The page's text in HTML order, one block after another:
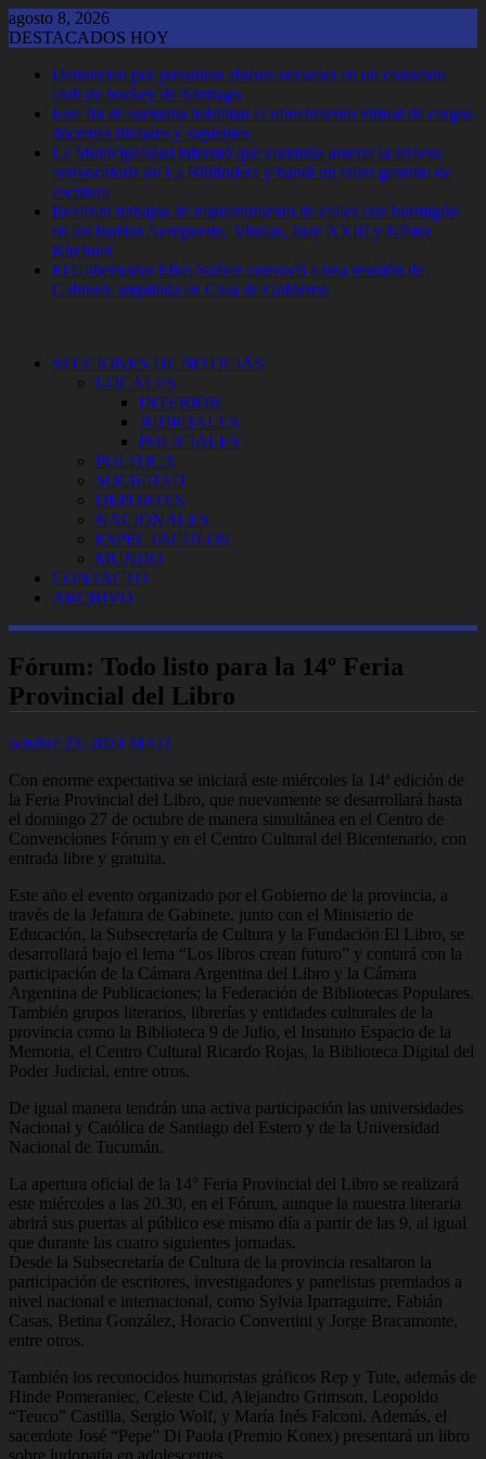
Saltar
al
agosto 8, 2026
DESTACADOS HOY
Denuncian por presuntos abusos sexuales en un conocido
club de hockey de Santiago
Este fin de ssemana habilitan el ofrecimiento virtual de cargos
docentes titulares y suplentes
La Municipalidad informó que continúa abierta la tercera
convocatoria de La Bibliodera y habrá un taller gratuito de
escritura
Realizan trabajos de mantenimiento de calles con hormigón
en los barrios Aeropuerto, Vinalar, Juan XXIII y Néstor
Kirchner
El Gobernador Elias Suárez convocó a una reunión de
Gabinete ampliada en Casa de Gobierno
SECCIONES DE NOTICIAS
LOCALES
INTERIOR
JUDICIALES
POLICIALES
POLITICA
SOCIEDAD
DEPORTES
NACIONALES
ESPECTACULOS
MUNDO
CONTACTO
ARCHIVO
Fórum: Todo listo para la 14º Feria
Provincial del Libro
octubre 23, 2024 MAD
Con enorme expectativa se iniciará este miércoles la 14ª edición de
la Feria Provincial del Libro, que nuevamente se desarrollará hasta
el domingo 27 de octubre de manera simultánea en el Centro de
Convenciones Fórum y en el Centro Cultural del Bicentenario, con
entrada libre y gratuita.
Este año el evento organizado por el Gobierno de la provincia, a
través de la Jefatura de Gabinete, junto con el Ministerio de
Educación, la Subsecretaría de Cultura y la Fundación El Libro, se
desarrollará bajo el lema “Los libros crean futuro” y contará con la
participación de la Cámara Argentina del Libro y la Cámara
Argentina de Publicaciones; la Federación de Bibliotecas Populares.
También grupos literarios, librerías y entidades culturales de la
provincia como la Biblioteca 9 de Julio, el Instituto Espacio de la
Memoria, el Centro Cultural Ricardo Rojas, la Biblioteca Digital del
Poder Judicial, entre otros.
De igual manera tendrán una activa participación las universidades
Nacional y Católica de Santiago del Estero y de la Universidad
Nacional de Tucumán.
La apertura oficial de la 14° Feria Provincial del Libro se realizará
este miércoles a las 20.30, en el Fórum, aunque la muestra literaria
abrirá sus puertas al público ese mismo día a partir de las 9, al igual
que durante las cuatro siguientes jornadas.
Desde la Subsecretaría de Cultura de la provincia resaltaron la
participación de escritores, investigadores y panelistas premiados a
nivel nacional e internacional, como Sylvia Iparraguirre, Fabián
Casas, Betina González, Horacio Convertini y Jorge Bracamonte,
entre otros.
También los reconocidos humoristas gráficos Rep y Tute, además de
Hinde Pomeraniec, Celeste Cid, Alejandro Grimson, Leopoldo
“Teuco” Castilla, Sergio Wolf, y María Inés Falconi. Además, el
sacerdote José “Pepe” Di Paola (Premio Konex) presentará un libro
sobre ludopatía en adolescentes.